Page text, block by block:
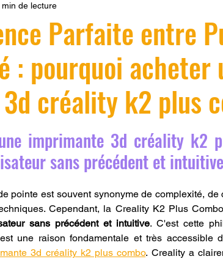
Formation
3D CPF impression 3D à la demande
piece en 3D Filament PETG Filament
SNAPMAKER CRÉALITY SPARK
fusion 360 Formation CREALITY PRINT
Parfaite entre
: pourquoi acheter
créality k2 plus
min de lecture
imprimante 3d créality k2
sans précédent et
pointe est souvent synonyme de complexité, de
Cependant, la Creality K2 Plus
sans précédent et intuitive. C'est cette
une raison fondamentale et très accessible
3d créality k2 plus combo. Creality a